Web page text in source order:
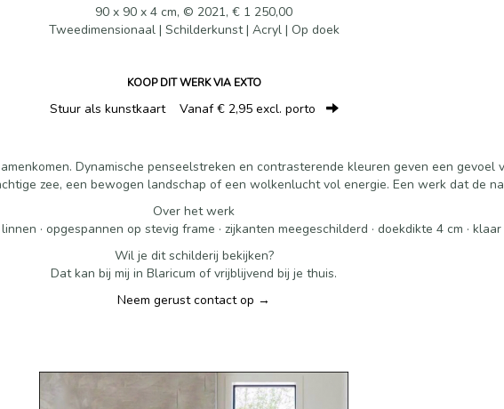
90 x 90 x 4 cm, © 2021, € 1 250,00
Tweedimensionaal | Schilderkunst | Acryl | Op doek
KOOP DIT WERK VIA EXTO
Stuur als kunstkaart Vanaf € 2,95 excl. porto
Dynamische penseelstreken en contrasterende kleuren geven een gevoel
zee, een bewogen landschap of een wolkenlucht vol energie. Een werk dat de
Over het werk
· opgespannen op stevig frame · zijkanten meegeschilderd · doekdikte 4 cm ·
Wil je dit schilderij bekijken?
Dat kan bij mij in Blaricum of vrijblijvend bij je thuis.
Neem gerust contact op →